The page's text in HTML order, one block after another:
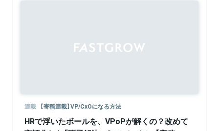
連載 【寄稿連載】VP/CxOになる方法
HRで浮いたボールを、VPoPが解くの？改めて